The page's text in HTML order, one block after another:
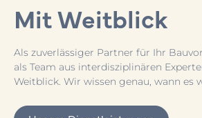
Mit Weitblick
Als zuverlässiger Partner für Ihr
als Team aus interdisziplinären
Weitblick. Wir wissen genau, wann es